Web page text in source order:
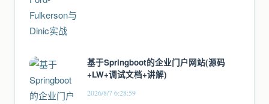
基于Springboot的企业门户网站(源码
+LW+调试文档+讲解)
2026/8/7 6:28:59